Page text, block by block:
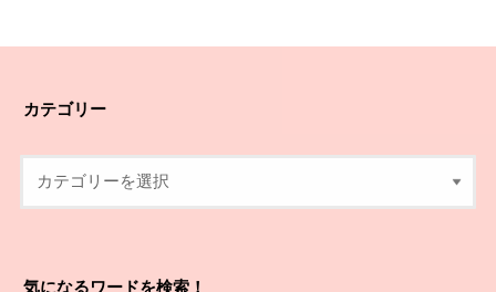
カテゴリー
気になるワードを検索！